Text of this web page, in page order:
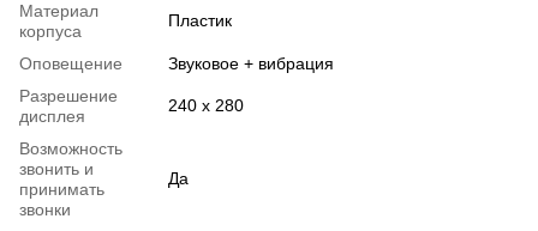
Материал
корпуса
Пластик
Оповещение
Звуковое + вибрация
Разрешение
дисплея
240 x 280
Возможность
звонить и
принимать
звонки
Да